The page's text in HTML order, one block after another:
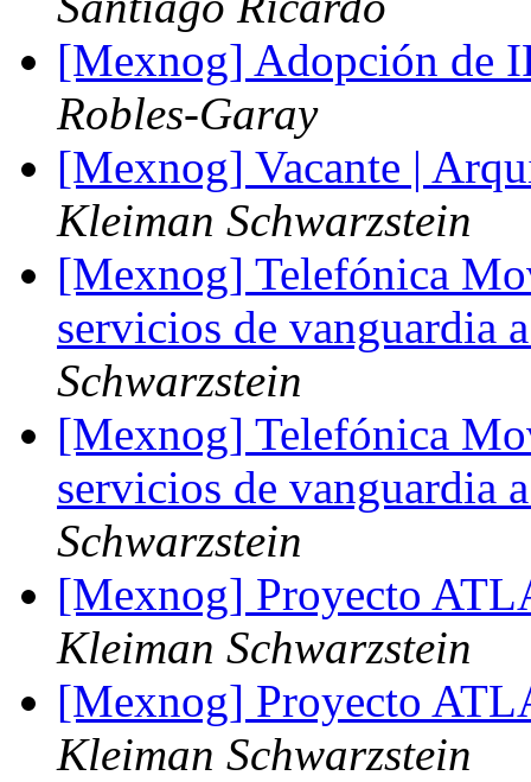
[Mexnog] Adopción de
Robles-Garay
[Mexnog] Vacante |
Kleiman Schwarzstein
[Mexnog] Telefónica
servicios de vanguardia
Schwarzstein
[Mexnog] Telefónica
servicios de vanguardia
Schwarzstein
[Mexnog] Proyecto
Kleiman Schwarzstein
[Mexnog] Proyecto
Kleiman Schwarzstein